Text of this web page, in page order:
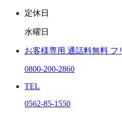
定休日
水曜日
お客様専用 通話料無料 フ
0800-200-2860
TEL
0562-85-1550